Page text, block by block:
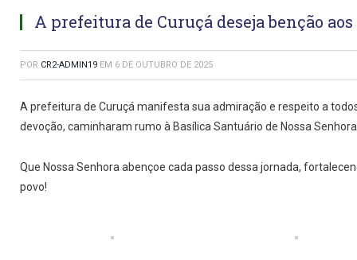
A prefeitura de Curuçá deseja benção
POR CR2-ADMIN19 EM 6 DE OUTUBRO DE 2025
A prefeitura de Curuçá manifesta sua admiração e respeito a
devoção, caminharam rumo à Basílica Santuário de Nossa
Que Nossa Senhora abençoe cada passo dessa jornada,
povo!